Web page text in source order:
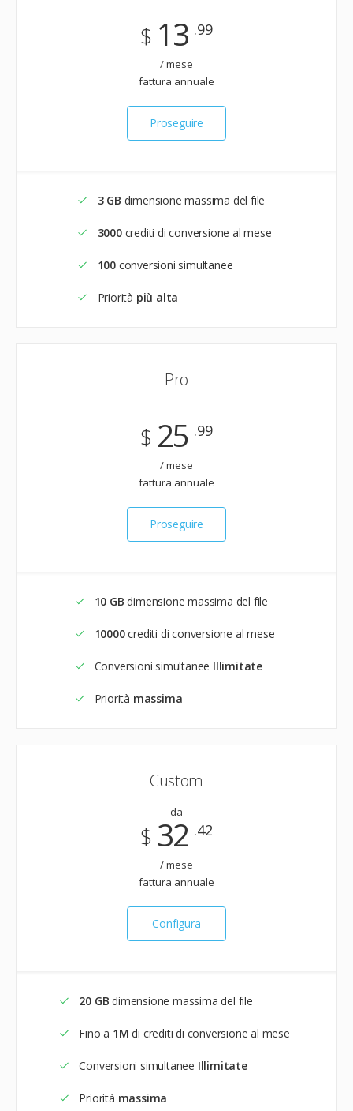
$ 13 .99
/ mese
fattura annuale
Proseguire
3 GB dimensione massima del file
3000crediti di conversione al mese
100conversioni simultanee
Priorità più alta
Pro
$ 25 .99
/ mese
fattura annuale
Proseguire
10 GB dimensione massima del file
10000crediti di conversione al mese
Conversioni simultanee Illimitate
Priorità massima
Custom
da
$ 32 .42
/ mese
fattura annuale
Configura
20 GB dimensione massima del file
Fino a 1M di crediti di conversione al mese
Conversioni simultanee Illimitate
Priorità massima